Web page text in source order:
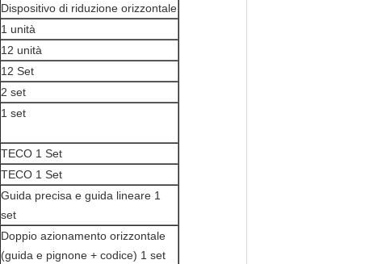
Dispositivo di riduzione orizzontale
1 unità
12 unità
12 Set
2 set
1 set
TECO 1 Set
TECO 1 Set
Guida precisa e guida lineare 1
set
Doppio azionamento orizzontale
(guida e pignone + codice) 1 set